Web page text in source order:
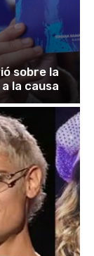
sobre la
la causa